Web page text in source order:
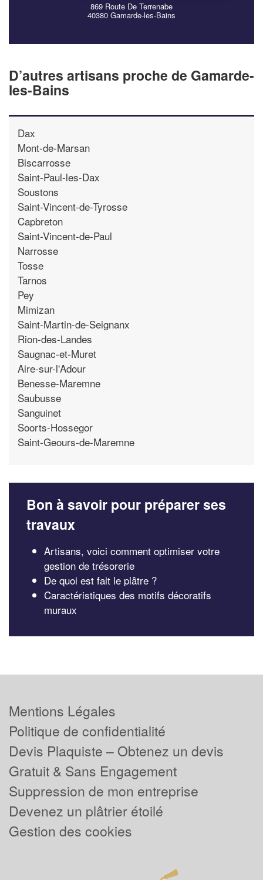
869 Route De Terrenabe
40380 Gamarde-les-Bains
D’autres artisans proche de Gamarde-
les-Bains
Dax
Mont-de-Marsan
Biscarrosse
Saint-Paul-les-Dax
Soustons
Saint-Vincent-de-Tyrosse
Capbreton
Saint-Vincent-de-Paul
Narrosse
Tosse
Tarnos
Pey
Mimizan
Saint-Martin-de-Seignanx
Rion-des-Landes
Saugnac-et-Muret
Aire-sur-l'Adour
Benesse-Maremne
Saubusse
Sanguinet
Soorts-Hossegor
Saint-Geours-de-Maremne
Bon à savoir pour préparer ses
travaux
Artisans, voici comment optimiser votre
gestion de trésorerie
De quoi est fait le plâtre ?
Caractéristiques des motifs décoratifs
muraux
Mentions Légales
Politique de confidentialité
Devis Plaquiste – Obtenez un devis
Gratuit & Sans Engagement
Suppression de mon entreprise
Devenez un plâtrier étoilé
Gestion des cookies